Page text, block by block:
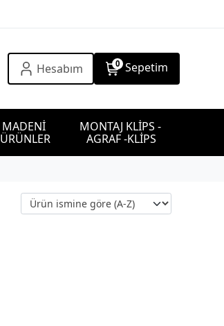
Hesabım 0 Sepetim
MADENİ
ÜRÜNLER
MONTAJ KLİPS -
AGRAF -KLİPS